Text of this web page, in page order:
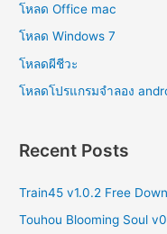
โหลด Office mac
โหลด Windows 7
โหลดผีชีวะ
โหลดโปรแกรมจําลอง
Recent Posts
Train45 v1.0.2 Free
Touhou Blooming Soul